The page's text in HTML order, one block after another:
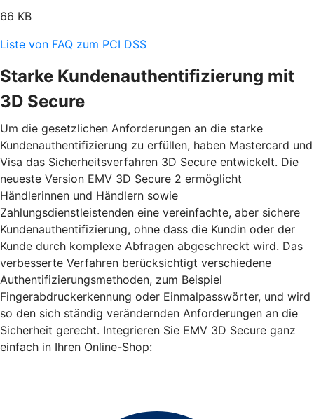
66 KB
Liste von FAQ zum PCI DSS
Starke Kundenauthentifizierung mit
3D Secure
Um die gesetzlichen Anforderungen an die starke
Kundenauthentifizierung zu erfüllen, haben Mastercard und
Visa das Sicherheitsverfahren 3D Secure entwickelt. Die
neueste Version EMV 3D Secure 2 ermöglicht
Händlerinnen und Händlern sowie
Zahlungsdienstleistenden eine vereinfachte, aber sichere
Kundenauthentifizierung, ohne dass die Kundin oder der
Kunde durch komplexe Abfragen abgeschreckt wird. Das
verbesserte Verfahren berücksichtigt verschiedene
Authentifizierungsmethoden, zum Beispiel
Fingerabdruckerkennung oder Einmalpasswörter, und wird
so den sich ständig verändernden Anforderungen an die
Sicherheit gerecht. Integrieren Sie EMV 3D Secure ganz
einfach in Ihren Online-Shop: